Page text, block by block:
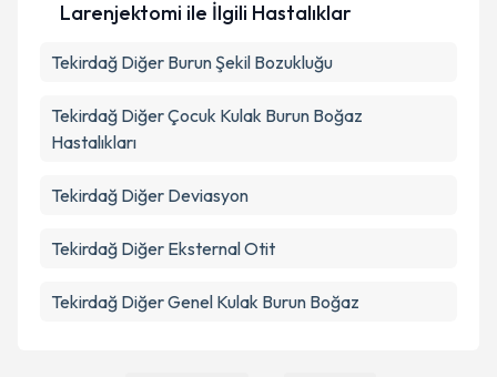
Larenjektomi ile İlgili Hastalıklar
Tekirdağ Diğer Burun Şekil Bozukluğu
Tekirdağ Diğer Çocuk Kulak Burun Boğaz
Hastalıkları
Tekirdağ Diğer Deviasyon
Tekirdağ Diğer Eksternal Otit
Tekirdağ Diğer Genel Kulak Burun Boğaz